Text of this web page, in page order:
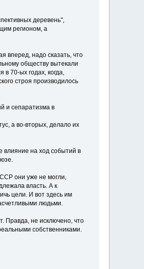
деревень",
регионом, а
вперед, надо сказать, что
обществу вытекали
70-ых годах, когда,
строя производилось
и сепаратизма в
а во-вторых, делало их
влияние на ход событий в
они уже не могли,
власть. А к
цели. И вот здесь им
людьми.
Правда, не исключено, что
собственниками.